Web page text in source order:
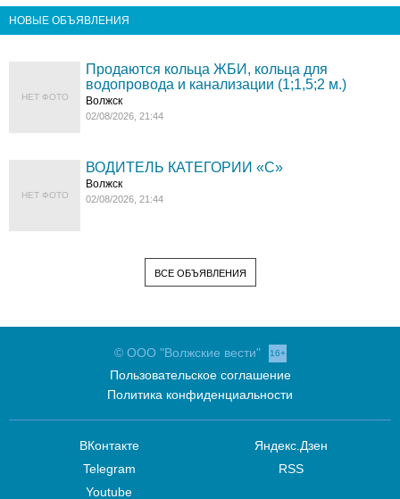
НОВЫЕ ОБЪЯВЛЕНИЯ
НЕТ ФОТО
Продаются кольца ЖБИ, кольца для
водопровода и канализации (1;1,5;2 м.)
Волжск
02/08/2026, 21:44
НЕТ ФОТО
ВОДИТЕЛЬ КАТЕГОРИИ «C»
Волжск
02/08/2026, 21:44
ВСЕ ОБЪЯВЛЕНИЯ
© ООО "Волжские вести" 16+
Пользовательское соглашение
Политика конфиденциальности
ВКонтакте
Telegram
Youtube
Яндекс.Дзен
RSS